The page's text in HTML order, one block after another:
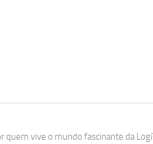
quem vive o mundo fascinante da